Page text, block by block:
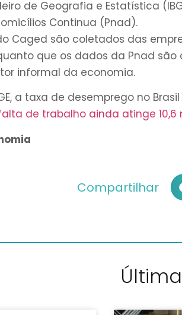
de Geografia e Estatística
Continua (Pnad).
Caged são coletados das
que os dados da Pnad
informal da economia.
a taxa de desemprego no
de trabalho ainda atinge 10,6
Compartilhar